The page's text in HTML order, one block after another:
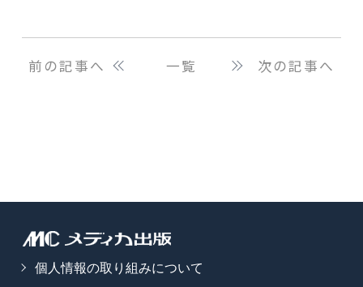
前の記事へ 一覧 次の記事へ
個人情報の取り組みについて